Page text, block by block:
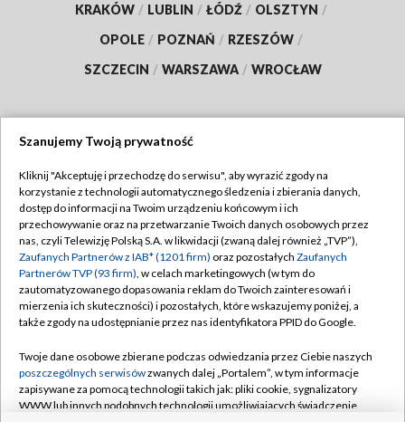
KRAKÓW / LUBLIN / ŁÓDŹ / OLSZTYN /
OPOLE / POZNAŃ / RZESZÓW /
SZCZECIN / WARSZAWA / WROCŁAW
TVP
Abonament TVP
Emisja w TVP
Centrum informacji TVP
Naziemna Telewizja Cyfrowa
Rada Programowa
System NOS
Regulamin TVP
Polityka prywatności
Moje zgody
Pomoc
Kontakt
Szanujemy Twoją prywatność
Kliknij "Akceptuję i przechodzę do serwisu", aby wyrazić zgody na
korzystanie z technologii automatycznego śledzenia i zbierania danych,
dostęp do informacji na Twoim urządzeniu końcowym i ich
przechowywanie oraz na przetwarzanie Twoich danych osobowych przez
nas, czyli Telewizję Polską S.A. w likwidacji (zwaną dalej również „TVP”),
Zaufanych Partnerów z IAB* (1201 firm) oraz pozostałych Zaufanych
Partnerów TVP (93 firm), w celach marketingowych (w tym do
zautomatyzowanego dopasowania reklam do Twoich zainteresowań i
mierzenia ich skuteczności) i pozostałych, które wskazujemy poniżej, a
także zgody na udostępnianie przez nas identyfikatora PPID do Google.
Twoje dane osobowe zbierane podczas odwiedzania przez Ciebie naszych
poszczególnych serwisówzwanych dalej „Portalem”, w tym informacje
zapisywane za pomocą technologii takich jak: pliki cookie, sygnalizatory
WWW lub innych podobnych technologii umożliwiających świadczenie